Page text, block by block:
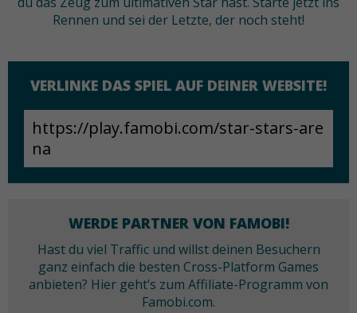
Rennen und sei der Letzte, der noch steht!
VERLINKE DAS SPIEL AUF DEINER WEBSITE!
WERDE PARTNER VON FAMOBI!
Hast du viel Traffic und willst deinen Besuchern
ganz einfach die besten Cross-Platform Games
anbieten? Hier geht’s zum Affiliate-Programm von
Famobi.com.